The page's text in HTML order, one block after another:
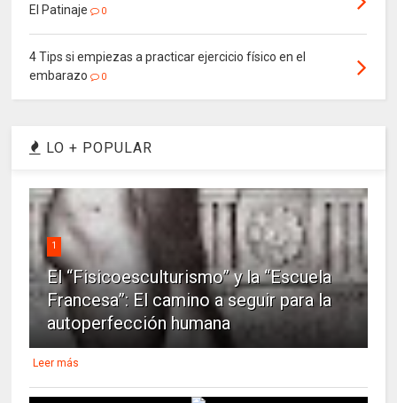
El Patinaje
0
4 Tips si empiezas a practicar ejercicio físico en el
embarazo
0
LO + POPULAR
1
El “Fisicoesculturismo” y la “Escuela
Francesa”: El camino a seguir para la
autoperfección humana
Leer más